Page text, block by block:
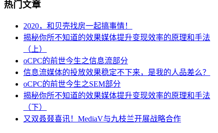
热门文章
2020，和贝壳找房一起搞事情！
揭秘你所不知道的效果媒体提升变现效率的原理和手法
（上）
oCPC的前世今生之信息流部分
信息流媒体的投放效果稳定不下来，是我的人品差么？
oCPC的前世今生之SEM部分
揭秘你所不知道的效果媒体提升变现效率的原理和手法
（下）
又双叒叕喜讯！MediaV与九枝兰开展战略合作